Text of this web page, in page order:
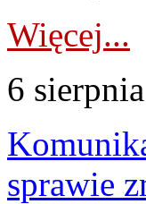
Więcej...
6
sprawie